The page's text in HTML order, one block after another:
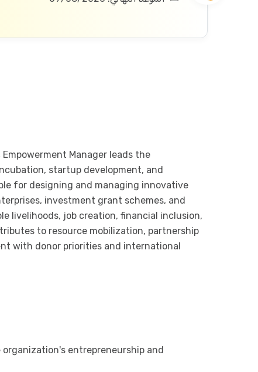
Manager leads the
startup development, and
for designing and managing innovative
investment grant schemes, and
livelihoods, job creation, financial inclusion,
to resource mobilization, partnership
with donor priorities and international
entrepreneurship and